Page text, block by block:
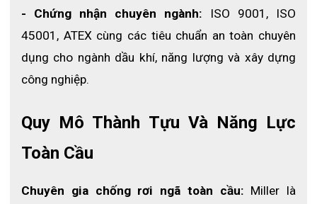
- Chứng nhận chuyên ngành: ISO 9001, ISO
45001, ATEX cùng các tiêu chuẩn an toàn chuyên
dụng cho ngành dầu khí, năng lượng và xây dựng
công nghiệp.
Quy Mô Thành Tựu Và Năng Lực
Toàn Cầu
Chuyên gia chống rơi ngã toàn cầu: Miller là